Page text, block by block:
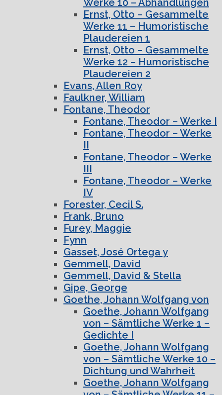
Werke 10 – Abhandlungen
Ernst, Otto – Gesammelte
Werke 11 – Humoristische
Plaudereien 1
Ernst, Otto – Gesammelte
Werke 12 – Humoristische
Plaudereien 2
Evans, Allen Roy
Faulkner, William
Fontane, Theodor
Fontane, Theodor – Werke I
Fontane, Theodor – Werke
II
Fontane, Theodor – Werke
III
Fontane, Theodor – Werke
IV
Forester, Cecil S.
Frank, Bruno
Furey, Maggie
Fynn
Gasset, José Ortega y
Gemmell, David
Gemmell, David & Stella
Gipe, George
Goethe, Johann Wolfgang von
Goethe, Johann Wolfgang
von – Sämtliche Werke 1 –
Gedichte I
Goethe, Johann Wolfgang
von – Sämtliche Werke 10 –
Dichtung und Wahrheit
Goethe, Johann Wolfgang